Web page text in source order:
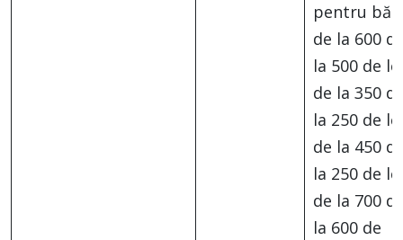
pentru
de la 600
la 500 de
de la 350
la 250 de
de la 450
la 250 de
de la 700
la 600 de